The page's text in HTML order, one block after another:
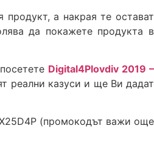
а накрая те остават
да покажете продукта в
Digital4Plovdiv 2019 –
реални казуси и ще Ви дадат
(промокодът важи още